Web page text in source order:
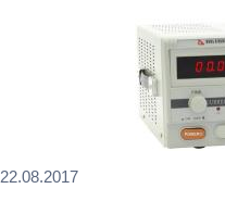
22.08.2017